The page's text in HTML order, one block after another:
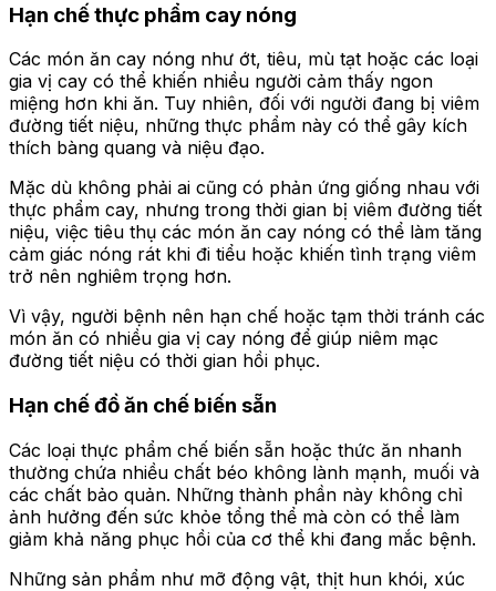
Hạn chế thực phẩm cay nóng
Các món ăn cay nóng như ớt, tiêu, mù tạt hoặc các loại
gia vị cay có thể khiến nhiều người cảm thấy ngon
miệng hơn khi ăn. Tuy nhiên, đối với người đang bị viêm
đường tiết niệu, những thực phẩm này có thể gây kích
thích bàng quang và niệu đạo.
Mặc dù không phải ai cũng có phản ứng giống nhau với
thực phẩm cay, nhưng trong thời gian bị viêm đường tiết
niệu, việc tiêu thụ các món ăn cay nóng có thể làm tăng
cảm giác nóng rát khi đi tiểu hoặc khiến tình trạng viêm
trở nên nghiêm trọng hơn.
Vì vậy, người bệnh nên hạn chế hoặc tạm thời tránh các
món ăn có nhiều gia vị cay nóng để giúp niêm mạc
đường tiết niệu có thời gian hồi phục.
Hạn chế đồ ăn chế biến sẵn
Các loại thực phẩm chế biến sẵn hoặc thức ăn nhanh
thường chứa nhiều chất béo không lành mạnh, muối và
các chất bảo quản. Những thành phần này không chỉ
ảnh hưởng đến sức khỏe tổng thể mà còn có thể làm
giảm khả năng phục hồi của cơ thể khi đang mắc bệnh.
Những sản phẩm như mỡ động vật, thịt hun khói, xúc